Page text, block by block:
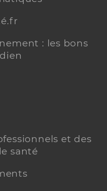
: les bons
et des
santé